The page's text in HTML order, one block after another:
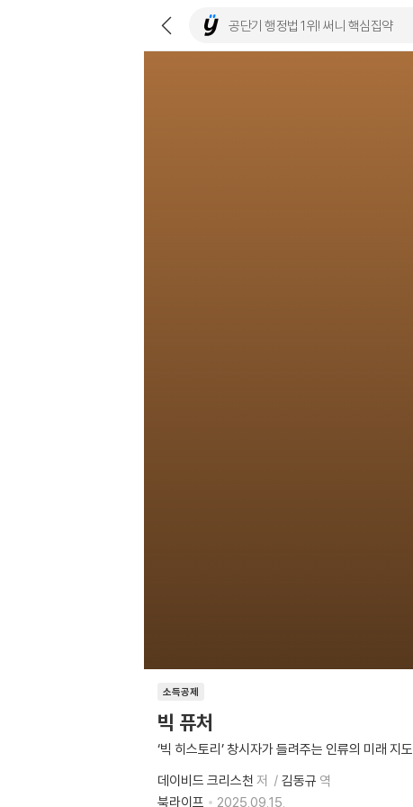
소득공제
빅 퓨처
‘빅 히스토리’ 창시자가 들려주는 인류의 미래 지도
데이비드 크리스천 저 김동규 역
북라이프
2025.09.15.